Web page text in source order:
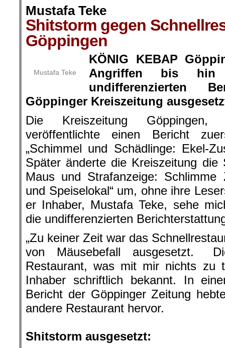
Mustafa Teke
Shitstorm gegen
Göppingen
Mustafa Teke
KÖNIG KEBAP
Angriffen bis hin
undifferenzierten
Göppinger Kreiszeitung
Die Kreiszeitung Göppingen,
veröffentlichte einen Bericht
„Schimmel und Schädlinge: Ekel-
Später änderte die Kreiszeitung die
Maus und Strafanzeige: Schlimme
und Speiselokal“ um, ohne ihre
er Inhaber, Mustafa Teke, sehe
die undifferenzierten
„Zu keiner Zeit war das
von Mäusebefall ausgesetzt.
Restaurant, was mit mir nichts zu
Inhaber schriftlich bekannt. In
Bericht der Göppinger Zeitung
andere Restaurant hervor.
Shitstorm ausgesetzt: